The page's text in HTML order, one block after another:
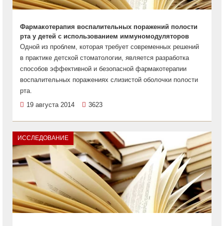
Фармакотерапия воспалительных поражений полости
рта у детей с использованием иммуномодуляторов
Одной из проблем, которая требует современных решений
в практике детской стоматологии, является разработка
способов эффективной и безопасной фармакотерапии
воспалительных поражениях слизистой оболочки полости
рта.
19 августа 2014
3623
ИССЛЕДОВАНИЕ